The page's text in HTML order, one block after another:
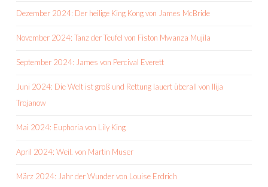
Dezember 2024: Der heilige King Kong von James McBride
November 2024: Tanz der Teufel von Fiston Mwanza Mujila
September 2024: James von Percival Everett
Juni 2024: Die Welt ist groß und Rettung lauert überall von Ilija
Trojanow
Mai 2024: Euphoria von Lily King
April 2024: Weil. von Martin Muser
März 2024: Jahr der Wunder von Louise Erdrich